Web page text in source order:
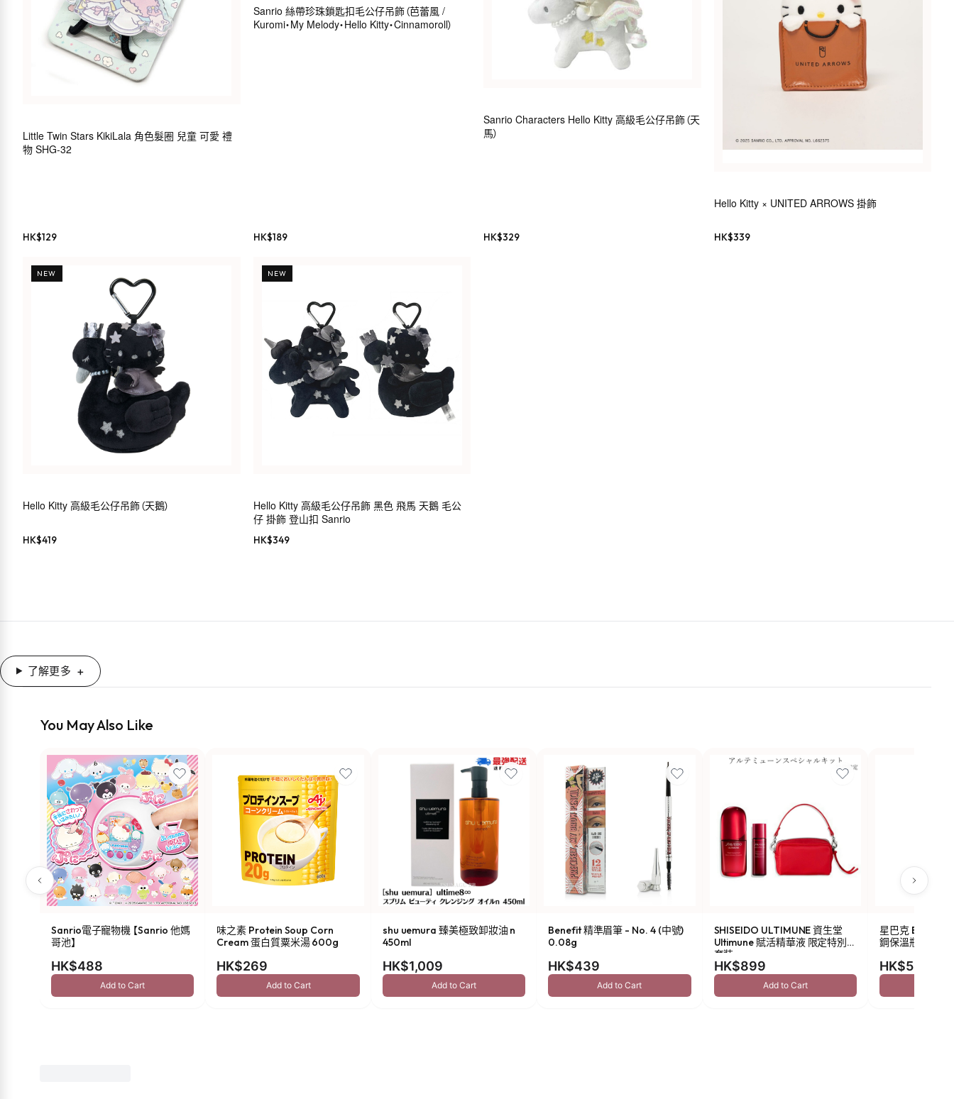
Little Twin Stars KikiLala 角色髮圈 兒童 可愛 禮
物 SHG-32
HK$129
Sanrio 絲帶珍珠鎖匙扣毛公仔吊飾（芭蕾風 /
Kuromi・My Melody・Hello Kitty・Cinnamoroll）
HK$189
Sanrio Characters Hello Kitty 高級毛公仔吊飾（天
馬）
HK$329
Hello Kitty × UNITED ARROWS 掛飾
HK$339
NEW
Hello Kitty 高級毛公仔吊飾（天鵝）
HK$419
NEW
Hello Kitty 高級毛公仔吊飾 黑色 飛馬 天鵝 毛公
仔 掛飾 登山扣 Sanrio
HK$349
了解更多
You May Also Like
Sanrio電子寵物機 【Sanrio 他媽
哥池】
HK$488
Add to Cart
味之素 Protein Soup Corn
Cream 蛋白質粟米湯 600g
HK$269
Add to Cart
shu uemura 臻美極致卸妝油 n
450ml
HK$1,009
Add to Cart
Benefit 精準眉筆 - No. 4 (中號)
0.08g
HK$439
Add to Cart
SHISEIDO ULTIMUNE 資生堂
Ultimune 賦活精華液 限定特別
套裝
HK$899
Add to Cart
星巴克 Been
鋼保溫瓶 473ml
HK$549